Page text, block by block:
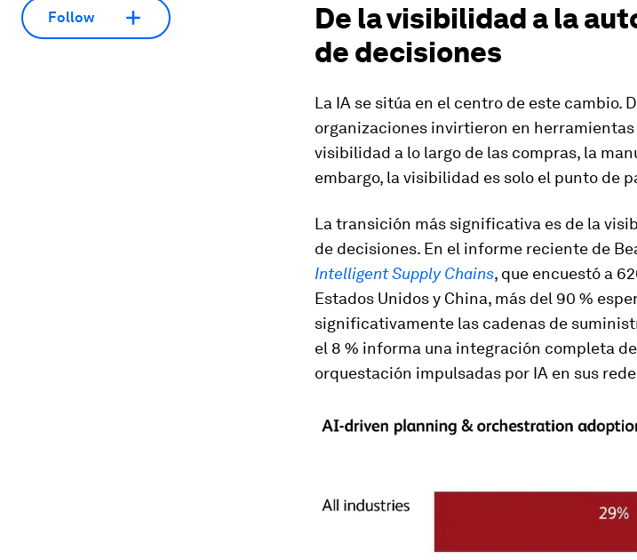
Follow
De la visibilidad a la
de decisiones
La IA se sitúa en el centro de este cambio.
organizaciones invirtieron en
visibilidad a lo largo de las compras, la
embargo, la visibilidad es solo el punto de
La transición más significativa es de la
de decisiones. En el informe reciente de
Intelligent Supply Chains, que encuestó a
Estados Unidos y China, más del 90 %
significativamente las cadenas de
el 8 % informa una integración completa
orquestación impulsadas por IA en sus